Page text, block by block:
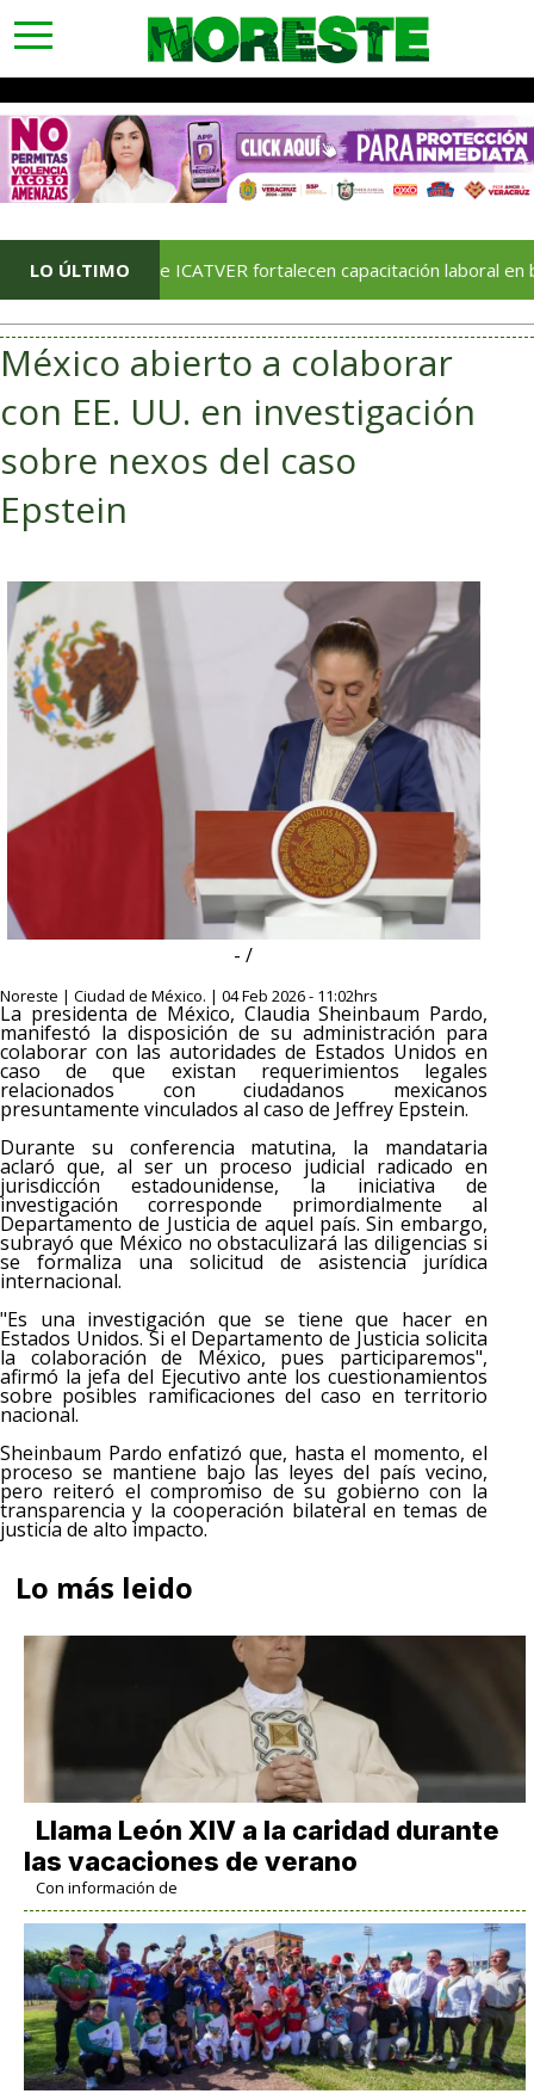
toggle
navigation
LO ÚLTIMO
e ICATVER fortalecen capacitación laboral en beneficio
México abierto a colaborar
con EE. UU. en investigación
sobre nexos del caso
Epstein
- /
Noreste | Ciudad de México. | 04 Feb 2026 - 11:02hrs
La presidenta de México, Claudia Sheinbaum Pardo,
manifestó la disposición de su administración para
colaborar con las autoridades de Estados Unidos en
caso de que existan requerimientos legales
relacionados con ciudadanos mexicanos
presuntamente vinculados al caso de Jeffrey Epstein.
Durante su conferencia matutina, la mandataria
aclaró que, al ser un proceso judicial radicado en
jurisdicción estadounidense, la iniciativa de
investigación corresponde primordialmente al
Departamento de Justicia de aquel país. Sin embargo,
subrayó que México no obstaculizará las diligencias si
se formaliza una solicitud de asistencia jurídica
internacional.
"Es una investigación que se tiene que hacer en
Estados Unidos. Si el Departamento de Justicia solicita
la colaboración de México, pues participaremos",
afirmó la jefa del Ejecutivo ante los cuestionamientos
sobre posibles ramificaciones del caso en territorio
nacional.
Sheinbaum Pardo enfatizó que, hasta el momento, el
proceso se mantiene bajo las leyes del país vecino,
pero reiteró el compromiso de su gobierno con la
transparencia y la cooperación bilateral en temas de
justicia de alto impacto.
Lo más leido
Llama León XIV a la caridad durante
las vacaciones de verano
Con información de